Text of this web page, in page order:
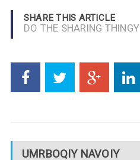
SHARE THIS ARTICLE
DO THE SHARING THINGY
UMRBOQIY NAVOIY